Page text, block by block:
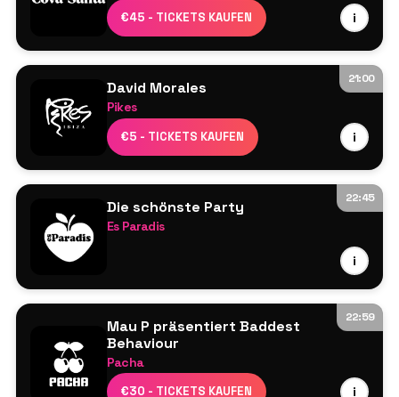
€45 - TICKETS KAUFEN i
Line-up wird noch bekannt gegeben
21:00
David Morales
Pikes
€5 - TICKETS KAUFEN i
David Morales
Mehr wird noch bekannt gegeben
22:45
Die schönste Party
Es Paradis
i
22:59
Mau P präsentiert Baddest
Behaviour
Pacha
€30 - TICKETS KAUFEN i
Adam Ten